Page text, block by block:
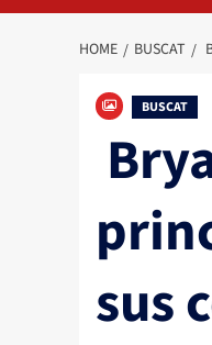
HOME BUSCAT
BUSCAT
sus